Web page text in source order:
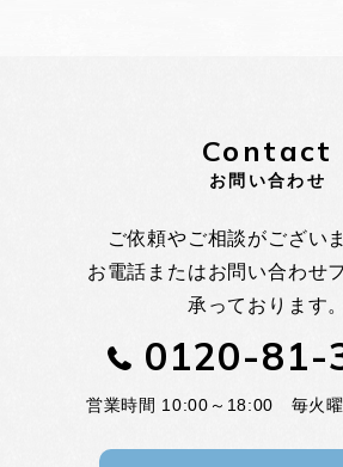
Contact
お問い合わせ
ご依頼やご相談がござい
お電話またはお問い合わせ
承っております。
0120-81-
営業時間 10:00～18:00 毎火曜